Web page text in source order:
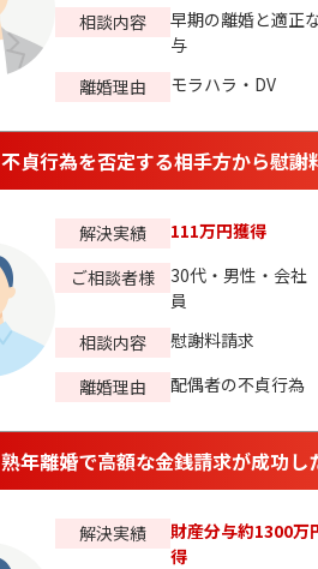
相談内容
早期の離婚と適正
与
離婚理由
モラハラ・DV
不貞行為を否定する相手方から慰謝
解決実績
111万円獲得
ご相談者様
30代・男性・会社
員
相談内容
慰謝料請求
離婚理由
配偶者の不貞行為
熟年離婚で高額な金銭請求が成功し
解決実績
財産分与約1300万
得